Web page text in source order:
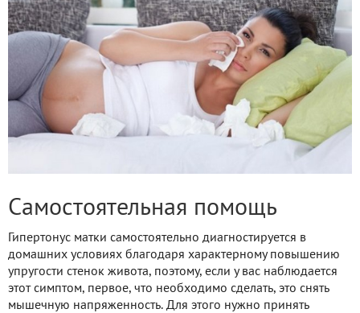
Самостоятельная помощь
Гипертонус матки самостоятельно диагностируется в
домашних условиях благодаря характерному повышению
упругости стенок живота, поэтому, если у вас наблюдается
этот симптом, первое, что необходимо сделать, это снять
мышечную напряженность. Для этого нужно принять